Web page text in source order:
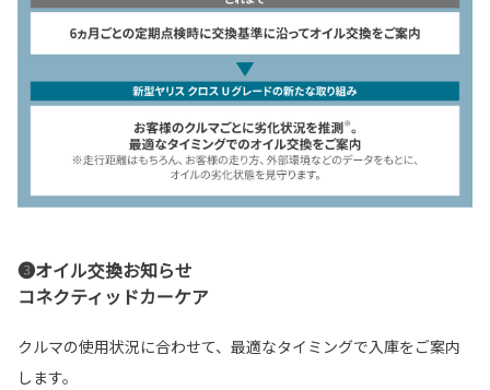
❸オイル交換お知らせ
コネクティッドカーケア
クルマの使用状況に合わせて、最適なタイミングで入庫をご案内
します。